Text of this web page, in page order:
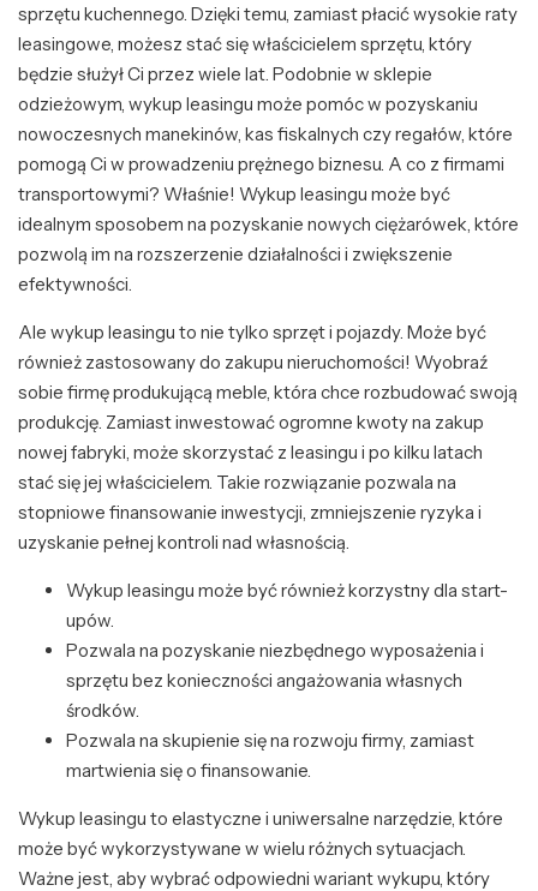
sprzętu kuchennego. Dzięki temu, zamiast płacić wysokie raty
leasingowe, możesz stać się właścicielem sprzętu, który
będzie służył Ci przez wiele lat. Podobnie w sklepie
odzieżowym, wykup leasingu może pomóc w pozyskaniu
nowoczesnych manekinów, kas fiskalnych czy regałów, które
pomogą Ci w prowadzeniu prężnego biznesu. A co z firmami
transportowymi? Właśnie! Wykup leasingu może być
idealnym sposobem na pozyskanie nowych ciężarówek, które
pozwolą im na rozszerzenie działalności i zwiększenie
efektywności.
Ale wykup leasingu to nie tylko sprzęt i pojazdy. Może być
również zastosowany do zakupu nieruchomości! Wyobraź
sobie firmę produkującą meble, która chce rozbudować swoją
produkcję. Zamiast inwestować ogromne kwoty na zakup
nowej fabryki, może skorzystać z leasingu i po kilku latach
stać się jej właścicielem. Takie rozwiązanie pozwala na
stopniowe finansowanie inwestycji, zmniejszenie ryzyka i
uzyskanie pełnej kontroli nad własnością.
Wykup leasingu może być również korzystny dla start-
upów.
Pozwala na pozyskanie niezbędnego wyposażenia i
sprzętu bez konieczności angażowania własnych
środków.
Pozwala na skupienie się na rozwoju firmy, zamiast
martwienia się o finansowanie.
Wykup leasingu to elastyczne i uniwersalne narzędzie, które
może być wykorzystywane w wielu różnych sytuacjach.
Ważne jest, aby wybrać odpowiedni wariant wykupu, który